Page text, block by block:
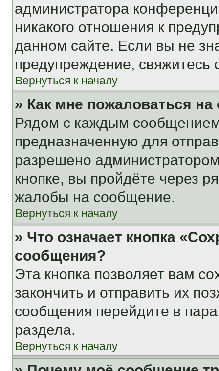
администратора
никакого отношения к
данном сайте. Если вы не
предупреждение,
Вернуться к началу
» Как мне пожаловаться
Рядом с каждым сообщением
предназначенную для
разрешено
кнопке, вы пройдёте через
жалобы на сообщение.
Вернуться к началу
» Что означает кнопка
сообщения?
Эта кнопка позволяет вам
закончить и отправить их
сообщения перейдите в
раздела.
Вернуться к началу